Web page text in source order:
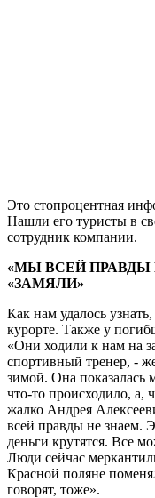
Это стопроцентная
Нашли его туристы в
сотрудник компании.
«МЫ ВСЕЙ ПРАВДЫ
«ЗАМЯЛИ»
Как нам удалось
курорте. Также у
«Они ходили к нам на
спортивный тренер, -
зимой. Она показалась
что-то происходило, а,
жалко Андрея
всей правды не знаем.
деньги крутятся. Все
Люди сейчас
Красной поляне
говорят, тоже».